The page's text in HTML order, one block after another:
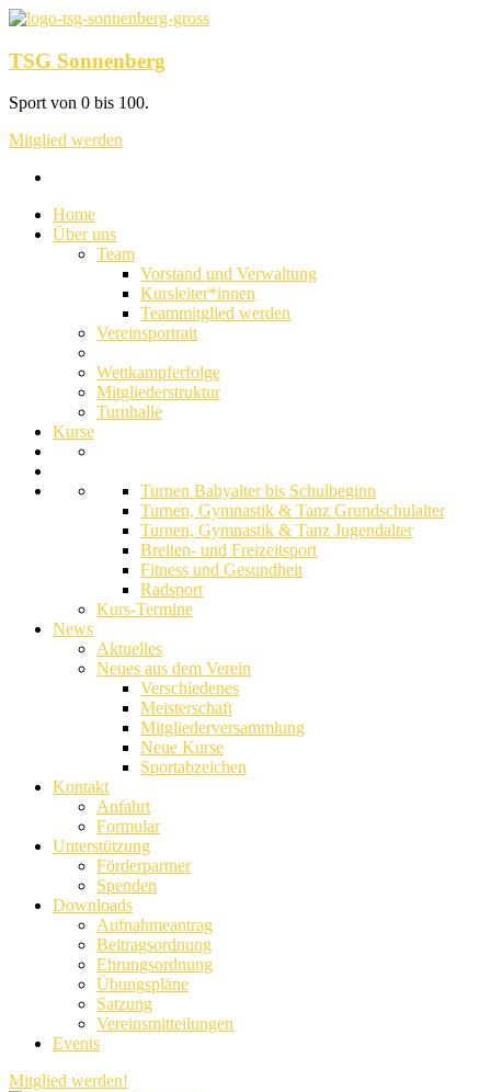
TSG Sonnenberg
Sport von 0 bis 100.
Mitglied werden
Home
Über uns
Team
Vorstand und Verwaltung
Kursleiter*innen
Teammitglied werden
Vereinsportrait
Wettkampferfolge
Mitgliederstruktur
Turnhalle
Kurse
Turnen Babyalter bis Schulbeginn
Turnen, Gymnastik & Tanz Grundschulalter
Turnen, Gymnastik & Tanz Jugendalter
Breiten- und Freizeitsport
Fitness und Gesundheit
Radsport
Kurs-Termine
News
Aktuelles
Neues aus dem Verein
Verschiedenes
Meisterschaft
Mitglieder­ver­samm­lung
Neue Kurse
Sportabzeichen
Kon­takt
Anfahrt
Formular
Unterstützung
Förderpartner
Spenden
Downloads
Aufnahmeantrag
Beitragsordnung
Ehrungsordnung
Übungspläne
Satzung
Vereinsmitteilungen
Events
Mitglied werden!